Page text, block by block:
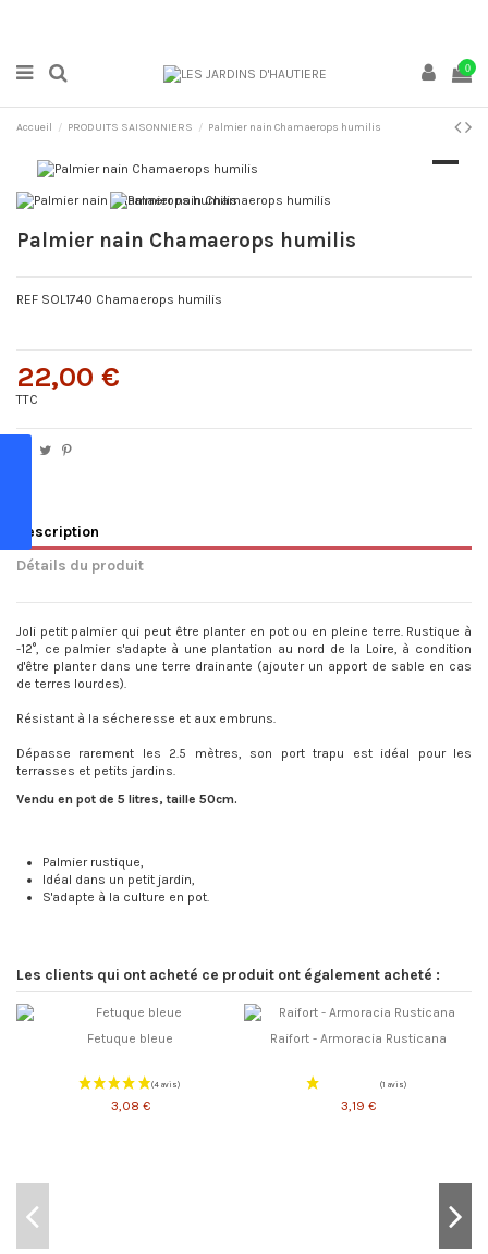
0
Accueil PRODUITS SAISONNIERS Palmier nain Chamaerops humilis
Palmier nain Chamaerops humilis
REF SOL1740 Chamaerops humilis
22,00 €
TTC
Description
Détails du produit
Joli petit palmier qui peut être planter en pot ou en pleine terre. Rustique à
-12°, ce palmier s'adapte à une plantation au nord de la Loire, à condition
d'être planter dans une terre drainante (ajouter un apport de sable en cas
de terres lourdes).
Résistant à la sécheresse et aux embruns.
Dépasse rarement les 2.5 mètres, son port trapu est idéal pour les
terrasses et petits jardins.
Vendu en pot de 5 litres, taille 50cm.
Palmier rustique,
Idéal dans un petit jardin,
S'adapte à la culture en pot.
Les clients qui ont acheté ce produit ont également acheté :
Fetuque bleue
3,08 €
Raifort - Armoracia Rusticana
3,19 €